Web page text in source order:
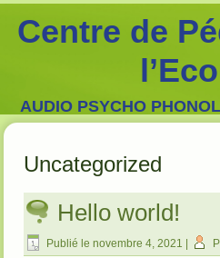
Centre de
AUDIO PSYCHO
Uncategorized
Hello world!
Publié le novembre 4, 2021